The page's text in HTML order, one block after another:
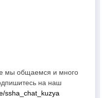
мы общаемся и много
на наш
ssha_chat_kuzya